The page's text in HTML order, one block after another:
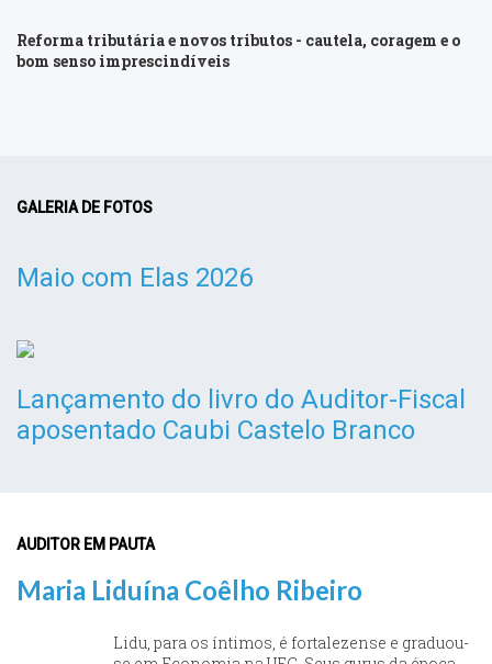
Reforma tributária e novos tributos - cautela, coragem e o
bom senso imprescindíveis
GALERIA DE FOTOS
Maio com Elas 2026
Lançamento do livro do Auditor-Fiscal
aposentado Caubi Castelo Branco
AUDITOR EM PAUTA
Maria Liduína Coêlho Ribeiro
Lidu, para os íntimos, é fortalezense e graduou-